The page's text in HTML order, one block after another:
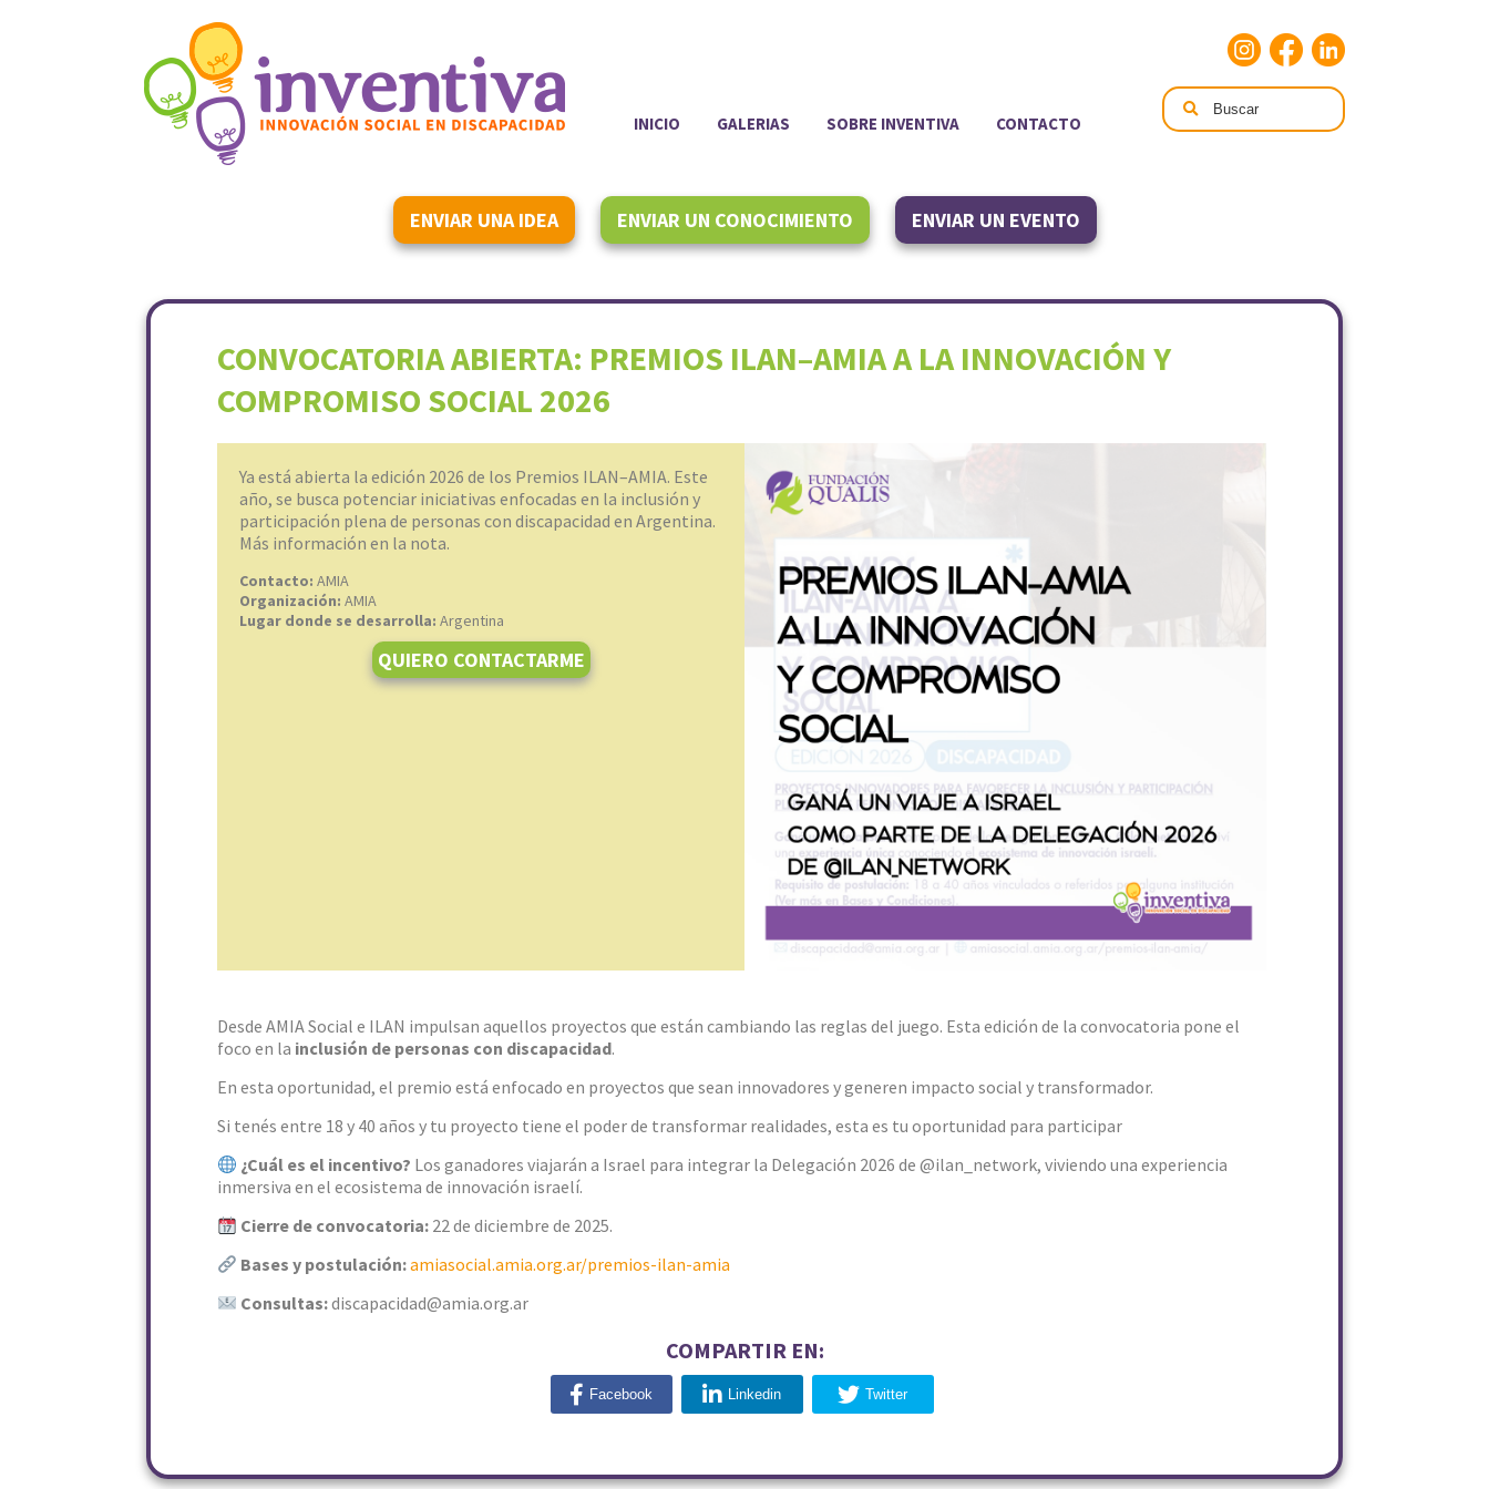
INICIO GALERIAS SOBRE INVENTIVA CONTACTO
ENVIAR UNA IDEA ENVIAR UN CONOCIMIENTO ENVIAR UN EVENTO
CONVOCATORIA ABIERTA: PREMIOS ILAN–AMIA A LA INNOVACIÓN Y
COMPROMISO SOCIAL 2026
Ya está abierta la edición 2026 de los Premios ILAN–AMIA. Este
año, se busca potenciar iniciativas enfocadas en la inclusión y
participación plena de personas con discapacidad en Argentina.
Más información en la nota.
Contacto: AMIA
Organización: AMIA
Lugar donde se desarrolla: Argentina
QUIERO CONTACTARME
Desde AMIA Social e ILAN impulsan aquellos proyectos que están cambiando las reglas del juego. Esta edición de la convocatoria pone el
foco en la inclusión de personas con discapacidad.
En esta oportunidad, el premio está enfocado en proyectos que sean innovadores y generen impacto social y transformador.
Si tenés entre 18 y 40 años y tu proyecto tiene el poder de transformar realidades, esta es tu oportunidad para participar
¿Cuál es el incentivo? Los ganadores viajarán a Israel para integrar la Delegación 2026 de @ilan_network, viviendo una experiencia
inmersiva en el ecosistema de innovación israelí.
Cierre de convocatoria: 22 de diciembre de 2025.
Bases y postulación:amiasocial.amia.org.ar/premios-ilan-amia
Consultas:discapacidad@amia.org.ar
COMPARTIR EN:
Facebook Linkedin Twitter